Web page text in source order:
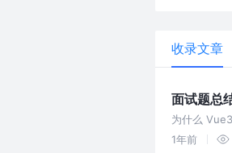
收录文章
面试题总
为什么
1年前